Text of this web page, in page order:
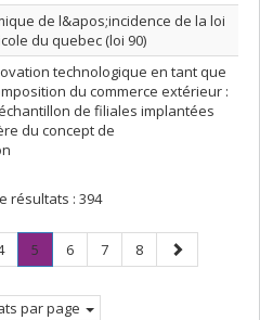
de l&apos;incidence de la loi
du quebec (loi 90)
technologique en tant que
du commerce extérieur :
de filiales implantées
du concept de
résultats : 394
Page
5.
Page
Page
6 Page
7 Page
8
Page
suivante
par page